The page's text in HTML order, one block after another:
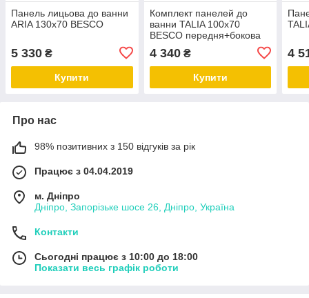
Панель лицьова до ванни
ARIA 130x70 BESCO
5 330 ₴
Купити
Комплект панелей до
ванни TALIA 100х70
BESCO передня+бокова
4 340₴
Купити
4
Про нас
98% позитивних з 150 відгуків за рік
Працює з 04.04.2019
м. Дніпро
Дніпро, Запорізьке шосе 26, Дніпро, Україна
Контакти
Сьогодні працює з 10:00 до 18:00
Показати весь графік роботи